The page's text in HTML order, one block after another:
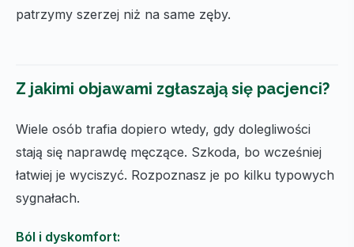
patrzymy szerzej niż na same zęby.
Z jakimi objawami zgłaszają się pacjenci?
Wiele osób trafia dopiero wtedy, gdy dolegliwości
stają się naprawdę męczące. Szkoda, bo wcześniej
łatwiej je wyciszyć. Rozpoznasz je po kilku typowych
sygnałach.
Ból i dyskomfort: